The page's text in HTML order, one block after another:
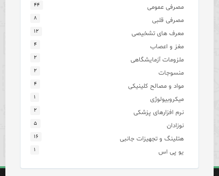
مصرفی عمومی ۴۴
مصرفی قلبی ۸
معرف های تشخیصی ۱۲
مغز و اعصاب ۴
ملزومات آزمایشگاهی ۲
منسوجات ۲
مواد و مصالح کلینیکی ۴
میکروبیولوژی ۱
نرم افزارهای پزشکی ۲
نوزادان ۵
هتلینگ و تجهیزات جانبی ۱۶
یو پی اس ۱